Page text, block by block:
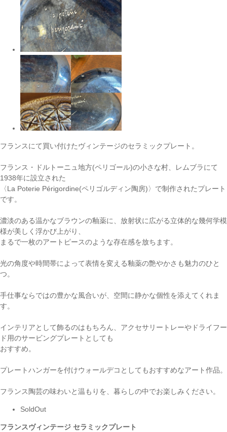
フランスにて買い付けたヴィンテージのセラミックプレート。
フランス・ドルトーニュ地方(ペリゴール)の小さな村、レムブラにて
1938年に設立された
〈La Poterie Périgordine(ペリゴルディン陶房)〉で制作されたプレート
です。
濃淡のある温かなブラウンの釉薬に、放射状に広がる立体的な幾何学模
様が美しく浮かび上がり、
まるで一枚のアートピースのような存在感を放ちます。
光の角度や時間帯によって表情を変える釉薬の艶やかさも魅力のひと
つ。
手仕事ならではの豊かな風合いが、空間に静かな個性を添えてくれま
す。
インテリアとして飾るのはもちろん、アクセサリートレーやドライフー
ド用のサービングプレートとしても
おすすめ。
プレートハンガーを付けウォールデコとしてもおすすめなアート作品。
フランス陶芸の味わいと温もりを、暮らしの中でお楽しみください。
SoldOut
フランスヴィンテージ セラミックプレート